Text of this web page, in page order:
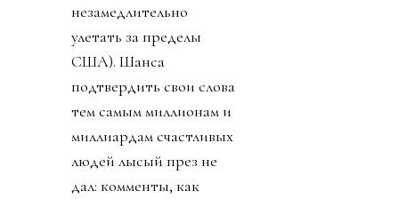
незамедлительно
улетать за пределы
США). Шанса
подтвердить свои слова
тем самым миллионам и
миллиардам счастливых
людей лысый през не
дал: комменты, как